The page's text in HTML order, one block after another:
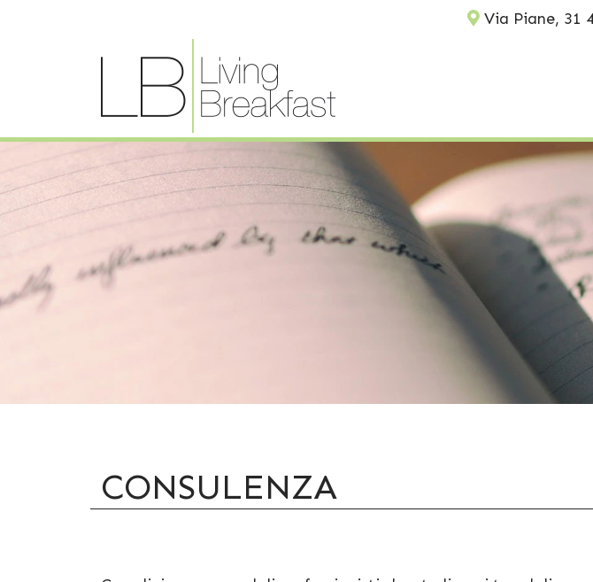
Via Piane, 31
CONSULENZA